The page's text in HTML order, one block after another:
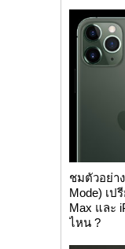
ชมตัวอย่า
Mode) เป
Max และ
ไหน ?